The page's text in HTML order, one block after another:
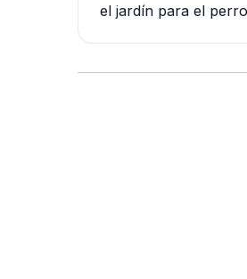
el jardín para el